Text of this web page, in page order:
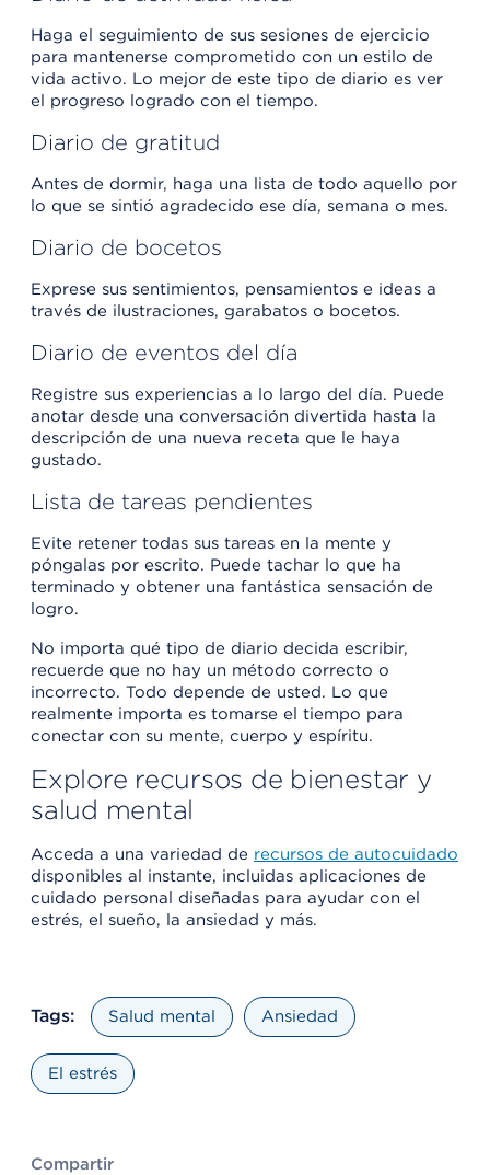
Haga el seguimiento de sus sesiones de ejercicio
para mantenerse comprometido con un estilo de
vida activo. Lo mejor de este tipo de diario es ver
el progreso logrado con el tiempo.
Diario de gratitud
Antes de dormir, haga una lista de todo aquello por
lo que se sintió agradecido ese día, semana o mes.
Diario de bocetos
Exprese sus sentimientos, pensamientos e ideas a
través de ilustraciones, garabatos o bocetos.
Diario de eventos del día
Registre sus experiencias a lo largo del día. Puede
anotar desde una conversación divertida hasta la
descripción de una nueva receta que le haya
gustado.
Lista de tareas pendientes
Evite retener todas sus tareas en la mente y
póngalas por escrito. Puede tachar lo que ha
terminado y obtener una fantástica sensación de
logro.
No importa qué tipo de diario decida escribir,
recuerde que no hay un método correcto o
incorrecto. Todo depende de usted. Lo que
realmente importa es tomarse el tiempo para
conectar con su mente, cuerpo y espíritu.
Explore recursos de bienestar y
salud mental
Acceda a una variedad de recursos de autocuidado
disponibles al instante, incluidas aplicaciones de
cuidado personal diseñadas para ayudar con el
estrés, el sueño, la ansiedad y más.
Tags: Salud mental Ansiedad
El estrés
Compartir